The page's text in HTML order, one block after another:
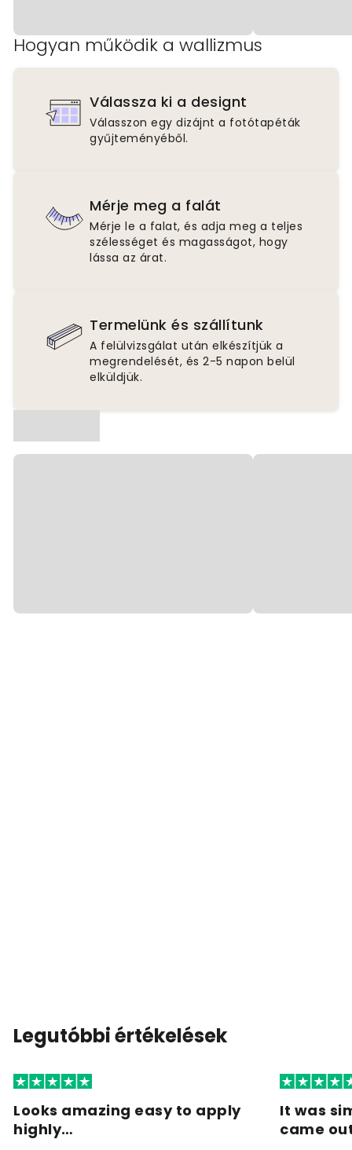
Hogyan működik a wallizmus
Válassza ki a designt
Válasszon egy dizájnt a fotótapéták
gyűjteményéből.
Mérje meg a falát
Mérje le a falat, és adja meg a teljes
szélességet és magasságot, hogy
lássa az árat.
Termelünk és szállítunk
A felülvizsgálat után elkészítjük a
megrendelését, és 2-5 napon belül
elküldjük.
Legutóbbi értékelések
Looks amazing easy to apply
highly…
It was
came